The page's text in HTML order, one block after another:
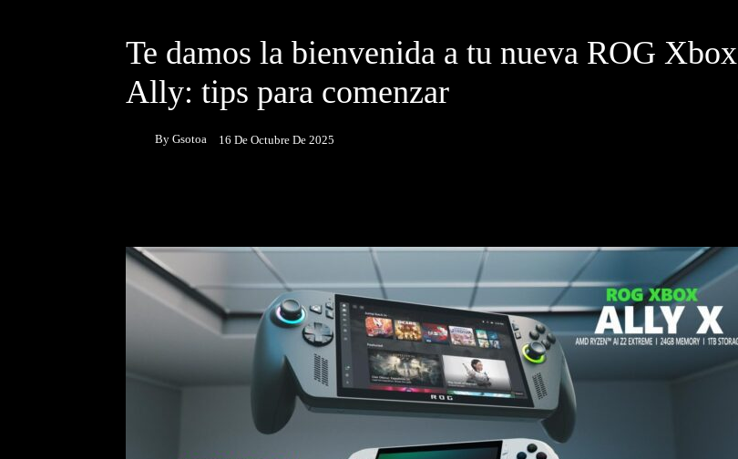
Te damos la bienvenida a tu nueva ROG Xbox
Ally: tips para comenzar
By Gsotoa 16 De Octubre De 2025